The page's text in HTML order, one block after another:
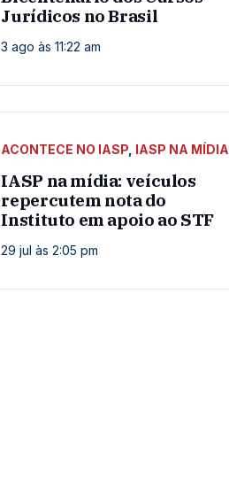
Jurídicos no Brasil
3 ago às 11:22 am
ACONTECE NO IASP IASP NA MÍDIA
IASP na mídia: veículos
repercutem nota do
Instituto em apoio ao STF
29 jul às 2:05 pm